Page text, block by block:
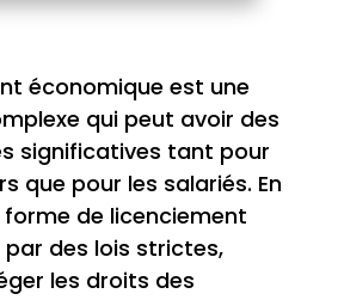
économique est une
qui peut avoir des
significatives tant pour
que pour les salariés. En
de licenciement
des lois strictes,
les droits des